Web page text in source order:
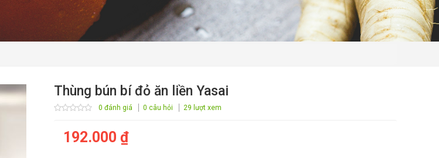
Thùng bún bí đỏ ăn liền Yasai
0 đánh giá 0 câu hỏi 29 lượt xem
192.000 ₫